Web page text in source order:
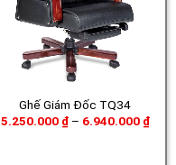
Ghế Giám Đốc TQ34
5.250.000 ₫ – 6.940.000 ₫
giá: